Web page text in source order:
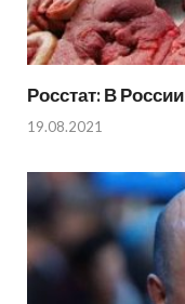
Росстат: В
19.08.2021